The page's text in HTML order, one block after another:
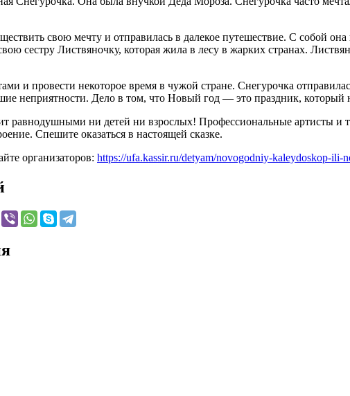
свою мечту и отправилась в далекое путешествие. С собой
сестру Листвяночку, которая жила в лесу в жарких странах.
и провести некоторое время в чужой стране. Снегурочка
неприятности. Дело в том, что Новый год — это праздник,
равнодушными ни детей ни взрослых! Профессиональные артисты
Спешите оказаться в настоящей сказке.
организаторов: https://ufa.kassir.ru/detyam/novogodniy-kaleydoskop-ili-